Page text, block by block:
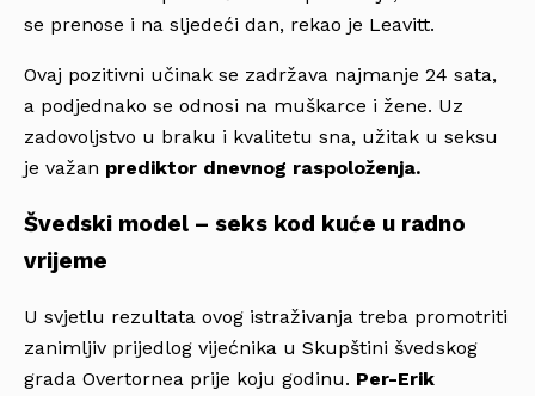
se prenose i na sljedeći dan, rekao je Leavitt.
Ovaj pozitivni učinak se zadržava najmanje 24 sata,
a podjednako se odnosi na muškarce i žene. Uz
zadovoljstvo u braku i kvalitetu sna, užitak u seksu
je važan prediktor dnevnog raspoloženja.
Švedski model – seks kod kuće u radno
vrijeme
U svjetlu rezultata ovog istraživanja treba promotriti
zanimljiv prijedlog vijećnika u Skupštini švedskog
grada Overtornea prije koju godinu. Per-Erik